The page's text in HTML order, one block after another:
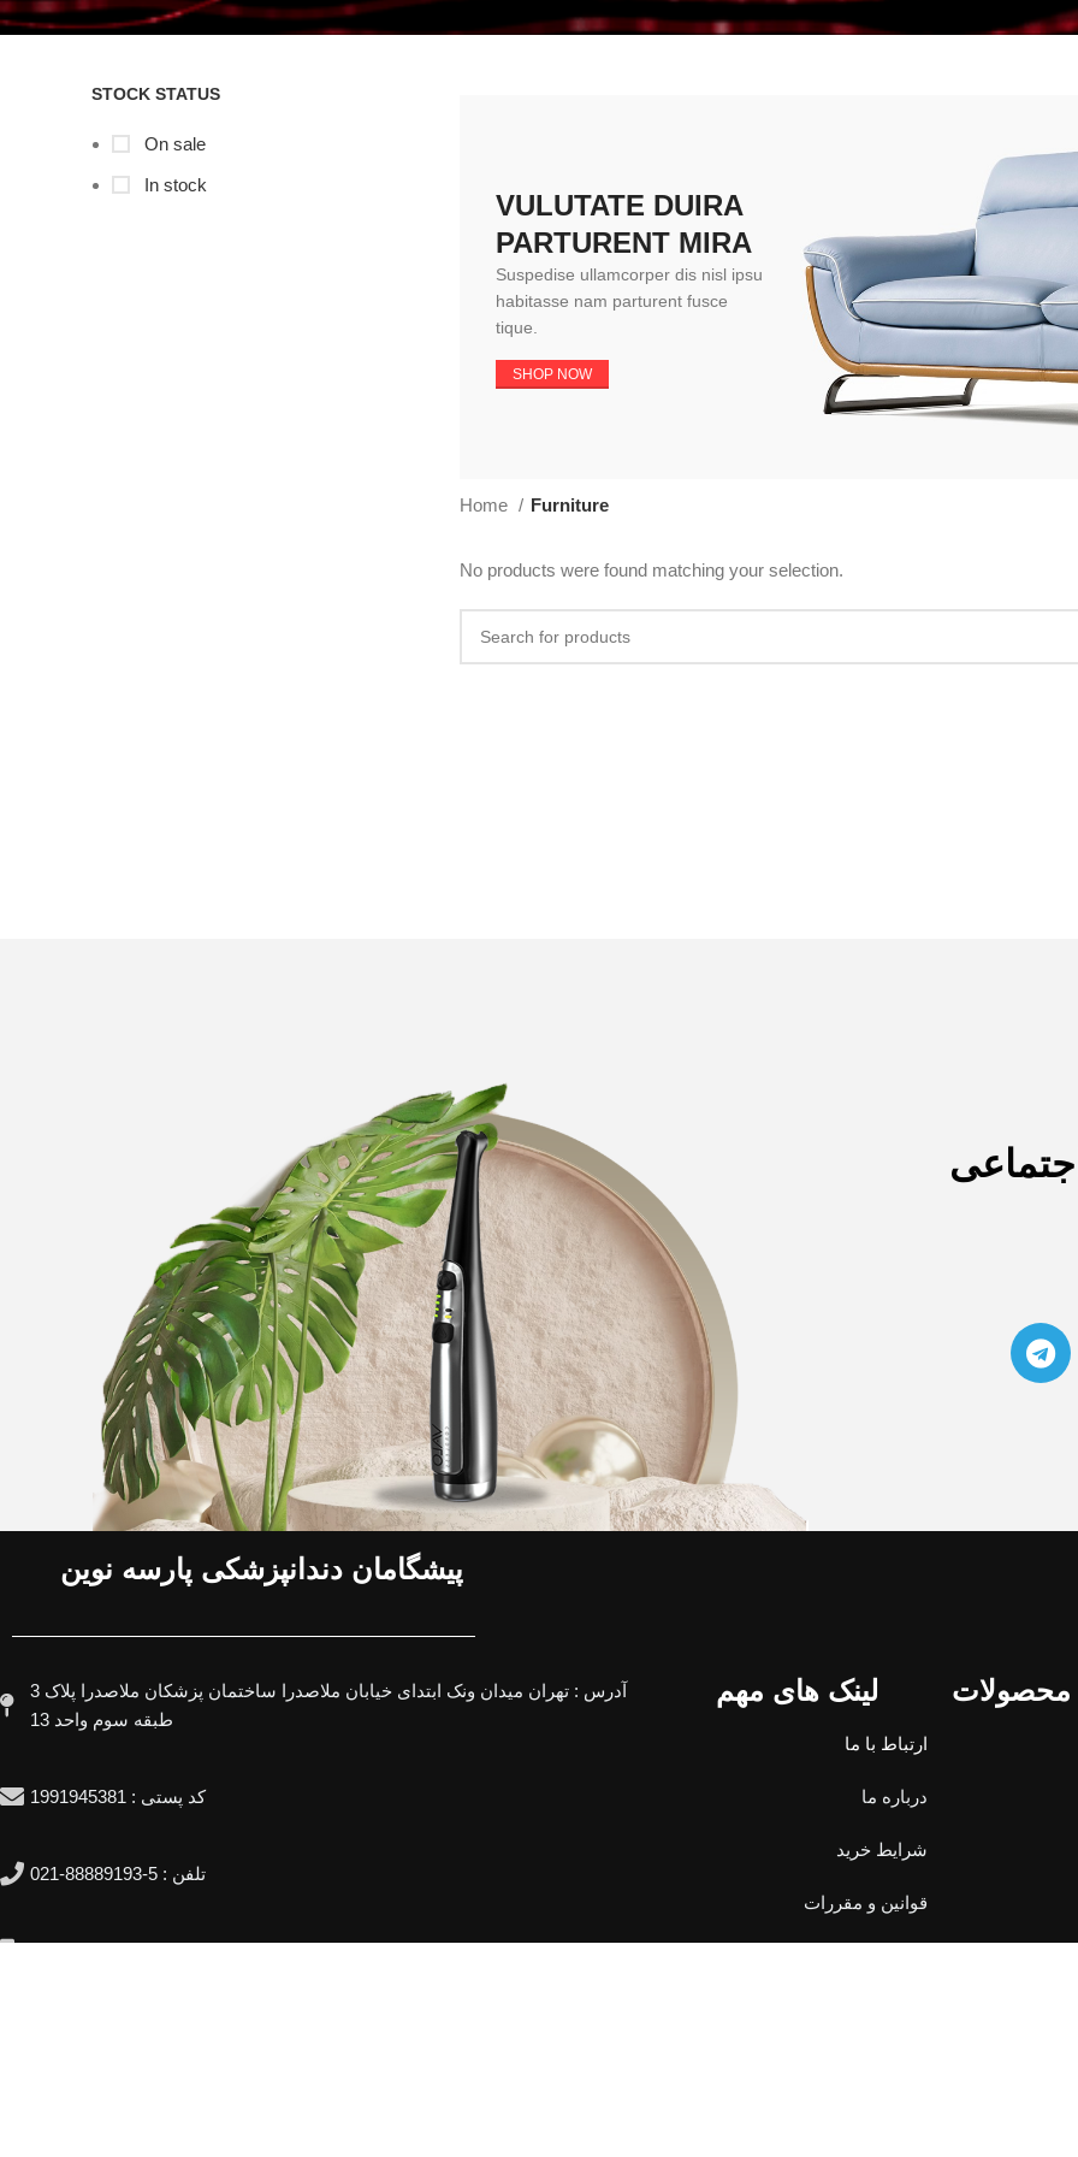
STOCK STATUS
On sale
In stock
VULUTATE DUIRA
PARTURENT MIRA
Suspedise ullamcorper dis nisl ipsu
habitasse nam parturent fusce
tique.
SHOP NOW
Home Furniture
No products were found matching your selection.
پیشگامان دندانپزشکی پارسه نوین
آدرس : تهران میدان ونک ابتدای خیابان ملاصدرا ساختمان پزشکان ملاصدرا پلاک 3
طبقه سوم واحد 13
کد پستی : 1991945381
تلفن : 5-88889193-021
لینک های مهم
ارتباط با ما
درباره ما
شرایط خرید
قوانین و مقررات
محصولات